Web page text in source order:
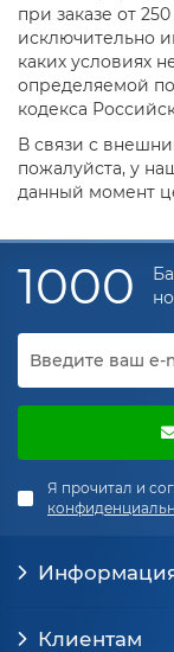
при заказе от
исключительно
каких условиях
определяемой
кодекса
В связи с
пожалуйста, у
данный момент
1000
Я прочитал и
Клиентам